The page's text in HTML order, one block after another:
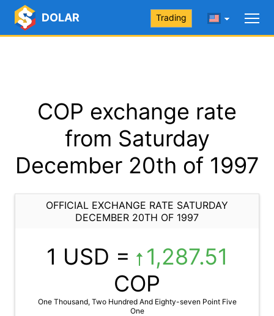
DOLAR Trading
COP exchange rate
from Saturday
December 20th of 1997
OFFICIAL EXCHANGE RATE SATURDAY
DECEMBER 20TH OF 1997
1 USD =
1,287.51
COP
One Thousand, Two Hundred And Eighty-seven Point Five
One